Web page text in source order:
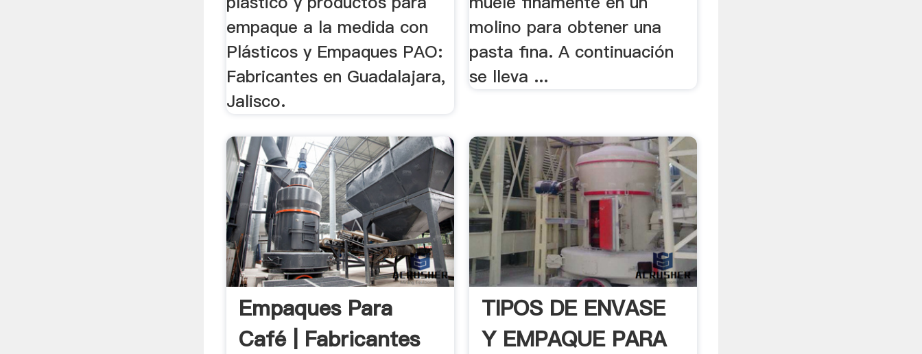
empaque a la medida con
Plásticos y Empaques PAO:
Fabricantes en Guadalajara,
Jalisco.
molino para obtener una
pasta fina. A continuación
se lleva ...
Empaques Para
Café | Fabricantes
TIPOS DE ENVASE
Y EMPAQUE PARA